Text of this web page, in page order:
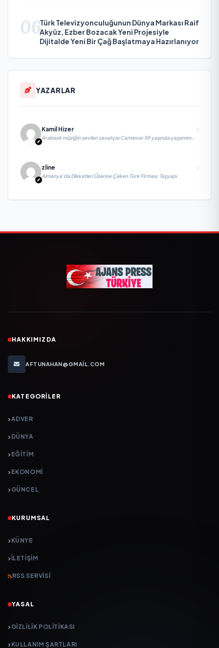
06Türk Televizyonculuğunun Dünya Markası Raif
Akyüz, Ezber Bozacak Yeni Projesiyle
Dijitalde Yeni Bir Çağ Başlatmaya Hazırlanıyor
YAZARLAR
Kamil Hizer
Arabesk müziğin sevilen sanatçısı Cansever 59 yaşında yaşamını
zline
Almanya’da Dikkatleri Üzerine Çeken Türk Firması: Taşyapı
HAKKIMIZDA
AFTUNAHAN@GMAIL.COM
KATEGORILER
ADVER
DÜNYA
EĞİTİM
EKONOMİ
GÜNCEL
KURUMSAL
KÜNYE
İLETIŞIM
RSS SERVISI
YASAL
GIZLILIK POLITIKASI
KULLANIM ŞARTLARI